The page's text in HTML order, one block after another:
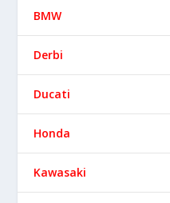
BMW
Derbi
Ducati
Honda
Kawasaki